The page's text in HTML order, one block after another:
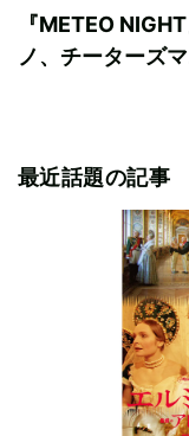
『METEO
ノ、チーターズ
最近話題の記事